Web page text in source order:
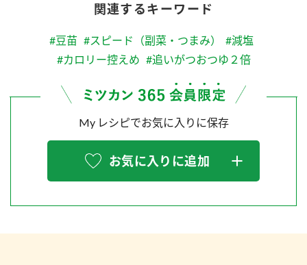
関連するキーワード
#豆苗 #スピード（副菜・つまみ）
#減塩
#カロリー控えめ #追いがつおつゆ２倍
My レシピでお気に入りに保存
お気に入りに追加